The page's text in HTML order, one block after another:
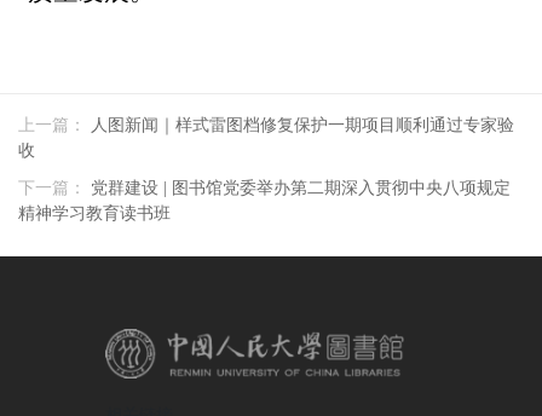
上一篇：
人图新闻｜样式雷图档修复保护一期项目顺利通过专家验
收
下一篇： 党群建设 | 图书馆党委举办第二期深入贯彻中央八项规定
精神学习教育读书班